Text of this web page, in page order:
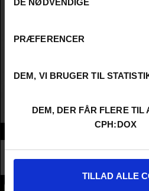
PRÆFERENCER
DEM, VI BRUGER TIL
DEM, DER FÅR FLERE TIL
CPH:DOX
TILLAD ALLE
Nationality
United Kingdom
Profession